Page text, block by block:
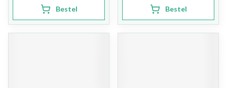
Bestel Bestel